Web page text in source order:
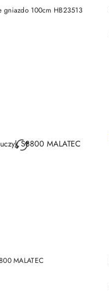
gniazdo 100cm HB23513
NIEDOSTĘPNY
MALATEC
NIEDOSTĘPNY